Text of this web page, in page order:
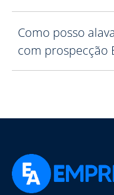
Como posso
com prospecção